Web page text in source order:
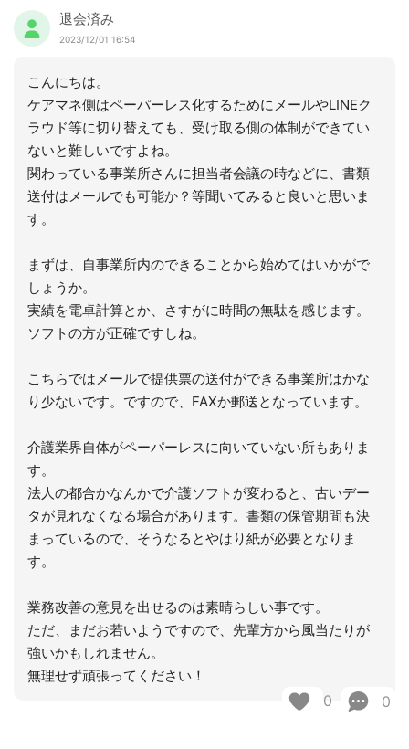
退会済み
2023/12/01 16:54
こんにちは。
ケアマネ側はペーパーレス化するためにメールやLINEク
ラウド等に切り替えても、受け取る側の体制ができてい
ないと難しいですよね。
関わっている事業所さんに担当者会議の時などに、書類
送付はメールでも可能か？等聞いてみると良いと思いま
す。
まずは、自事業所内のできることから始めてはいかがで
しょうか。
実績を電卓計算とか、さすがに時間の無駄を感じます。
ソフトの方が正確ですしね。
こちらではメールで提供票の送付ができる事業所はかな
り少ないです。ですので、FAXか郵送となっています。
介護業界自体がペーパーレスに向いていない所もありま
す。
法人の都合かなんかで介護ソフトが変わると、古いデー
タが見れなくなる場合があります。書類の保管期間も決
まっているので、そうなるとやはり紙が必要となりま
す。
業務改善の意見を出せるのは素晴らしい事です。
ただ、まだお若いようですので、先輩方から風当たりが
強いかもしれません。
無理せず頑張ってください！
0 0